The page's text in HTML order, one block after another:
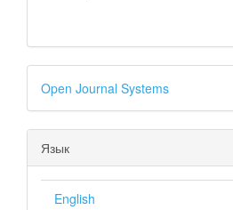
Open Journal Systems
Язык
English